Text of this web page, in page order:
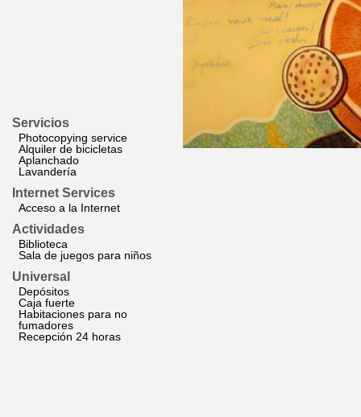
Servicios
Photocopying service
Alquiler de bicicletas
Aplanchado
Lavandería
Internet Services
Acceso a la Internet
Actividades
Biblioteca
Sala de juegos para niños
Universal
Depósitos
Caja fuerte
Habitaciones para no
fumadores
Recepción 24 horas